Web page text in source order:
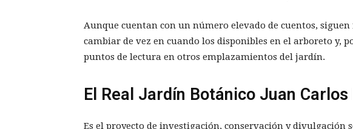
Aunque cuentan con un número elevado de cuentos,
cambiar de vez en cuando los disponibles en el arboreto y,
puntos de lectura en otros emplazamientos del jardín.
El Real Jardín Botánico Juan Carlos
Es el proyecto de investigación, conservación y divulgación